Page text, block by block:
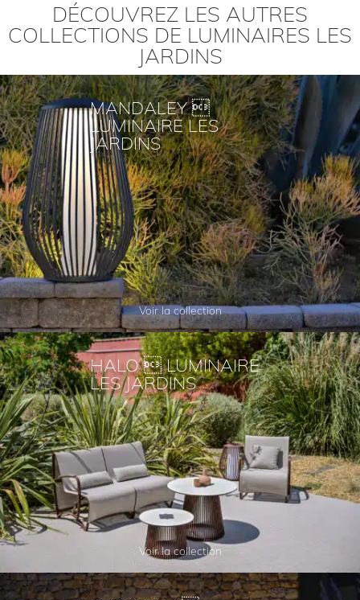
DÉCOUVREZ LES AUTRES
COLLECTIONS DE LUMINAIRES LES
JARDINS
MANDALEY 
LUMINAIRE LES
JARDINS
Voir la collection
HALO  LUMINAIRE
LES JARDINS
Voir la collection